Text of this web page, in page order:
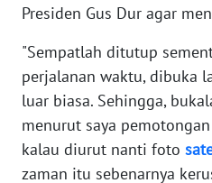
Presiden Gus Dur agar
"Sempatlah ditutup
perjalanan waktu, dibuka
luar biasa. Sehingga,
menurut saya
kalau diurut nanti foto
zaman itu sebenarnya
KARIR
DISCLAIMER
Wahana